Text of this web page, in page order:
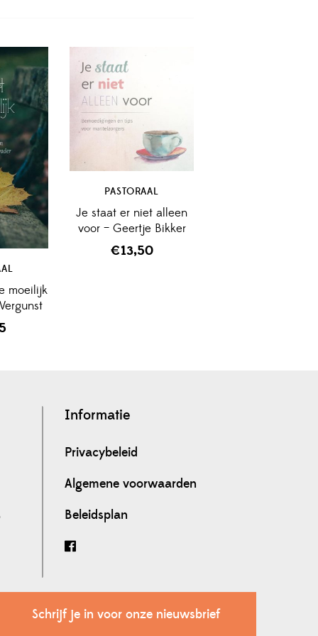
moeilijk
PASTORAAL
Je staat er niet alleen
voor – Geertje Bikker
€13,50
Informatie
Privacybeleid
Algemene voorwaarden
Beleidsplan
Schrijf je in voor onze nieuwsbrief